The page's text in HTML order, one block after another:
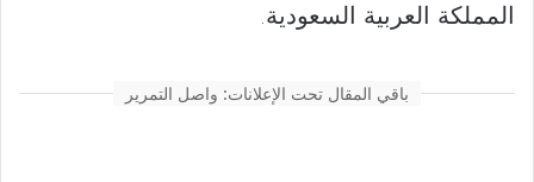
المملكة العربية السعودية.
باقي المقال تحت الإعلانات: واصل التمرير